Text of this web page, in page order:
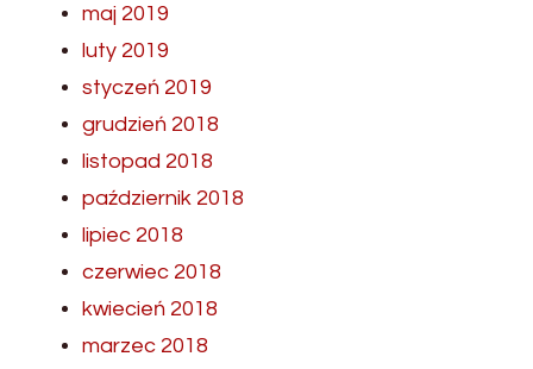
maj 2019
luty 2019
styczeń 2019
grudzień 2018
listopad 2018
październik 2018
lipiec 2018
czerwiec 2018
kwiecień 2018
marzec 2018